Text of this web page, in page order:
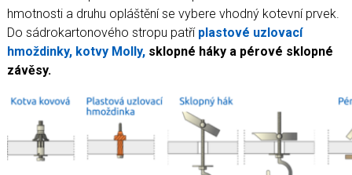
hmotnosti a druhu opláštění se vybere vhodný kotevní prvek.
Do sádrokartonového stropu patří plastové uzlovací
hmoždinky, kotvy Molly, sklopné háky a pérové sklopné
závěsy.